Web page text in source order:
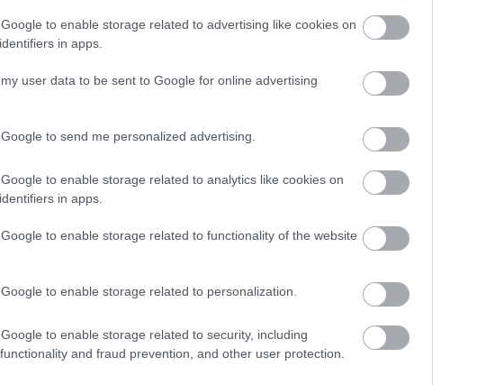
to enable storage related to advertising like cookies on
in apps.
user data to be sent to Google for online advertising
to send me personalized advertising.
to enable storage related to analytics like cookies on
in apps.
to enable storage related to functionality of the website
to enable storage related to personalization.
to enable storage related to security, including
and fraud prevention, and other user protection.
င်းမွန်တဲ့အဆီတွေ၊ ဗီတာမင်တွေနဲ့ သတ္တုဓာတ်တွေ ကြွယ်ဝစွာပါဝင်ပါတယ်။ ကျန်
ကို ကျန်းမာရေးအကျိုးကျေးဇူးတွေအတွက် ရွေးချယ်လာကြပါတယ်။ သူတို့ဟာ
စ်ပါတယ်။ သူတို့ရဲ့ ထူးခြားတဲ့ အာဟာရဓာတ်တွေ ရောစပ်ထားမှုကြောင့် ကျန်း
နည်းတွေမှာ အကြိုက်ဆုံးတစ်ခု ဖြစ်လာပါတယ်။
၏ အာဟာရပရိုဖိုင်
ဟာရဓာတ်များ ကြွယ်ဝစွာပါဝင်သောကြောင့် သင့်အစားအစာကို တိုးတက်ကောင်း
စ်သည်။ တစ်အောင်စ သို့မဟုတ် ၂၀၄ ကယ်လိုရီခန့်သည် ကောင်းမွန်သော အစပြု
ပြီး အများစုမှာ ကျန်းမာရေးနှင့်ညီညွတ်သော အဆီအမျိုးအစားဖြစ်သည်။